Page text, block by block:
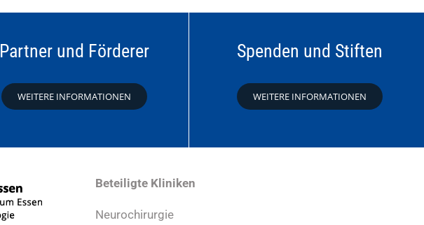
Partner und Förderer
WEITERE INFORMATIONEN
Spenden und Stiften
WEITERE INFORMATIONEN
Beteiligte Kliniken
Neurochirurgie